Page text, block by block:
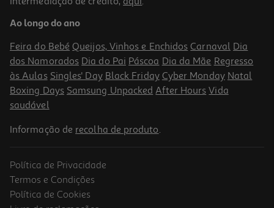
Ao longo do ano
Feira do Bebé Queijos, Vinhos e Enchidos Carnaval Dia
dos Namorados Dia do Pai Páscoa Dia da Mãe Regresso
às Aulas Singles' Day Black Friday Cyber Monday Natal
Boxing Days Samsung Unpacked After Hours Vida
saudável
Informação de recolha de produto.
Política de Privacidade
Termos e Condições
Política de Cookies